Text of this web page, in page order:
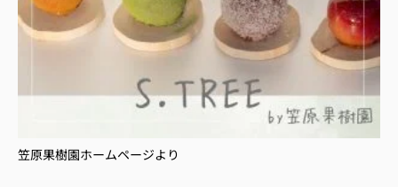
笠原果樹園ホームページより